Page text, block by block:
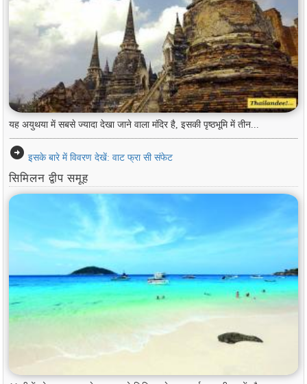
यह अयुथया में सबसे ज्यादा देखा जाने वाला मंदिर है, इसकी पृष्ठभूमि में तीन...
arrow_circle_right इसके बारे में विवरण देखें: वाट फ्रा सी संफेट
सिमिलन द्वीप समूह